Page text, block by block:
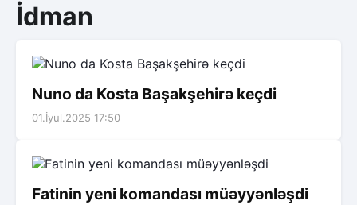
İdman
Nuno da Kosta Başakşehirə keçdi
01.İyul.2025 17:50
Fatinin yeni komandası müəyyənləşdi